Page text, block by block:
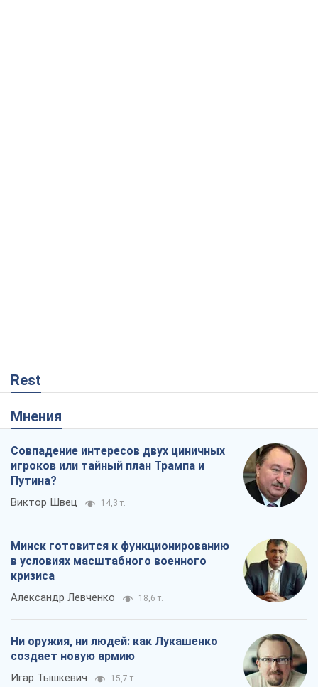
Rest
Мнения
Совпадение интересов двух циничных
игроков или тайный план Трампа и
Путина?
Виктор Швец 14,3 т.
Минск готовится к функционированию
в условиях масштабного военного
кризиса
Александр Левченко 18,6 т.
Ни оружия, ни людей: как Лукашенко
создает новую армию
Игар Тышкевич 15,7 т.